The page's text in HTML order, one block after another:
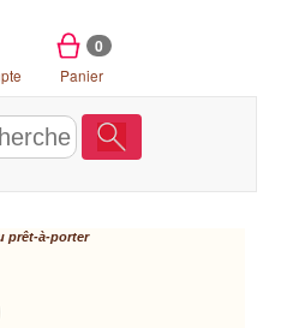
0
Panier
prêt-à-porter